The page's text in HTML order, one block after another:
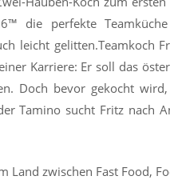
die perfekte
leicht gelitten.Teamkoch
Karriere: Er soll das
Doch bevor gekocht
Tamino sucht Fritz nach
zwischen Fast Food,